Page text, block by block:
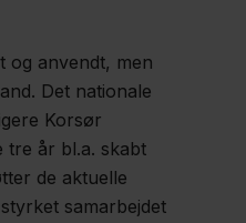
og anvendt, men
Det nationale
Korsør
tre år bl.a. skabt
de aktuelle
samarbejdet